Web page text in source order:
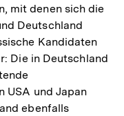
mit denen sich die
Deutschland
Kandidaten
Die in Deutschland
USA und Japan
ebenfalls